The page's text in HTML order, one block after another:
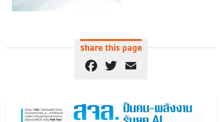
Share this page
Facebook
Twitter